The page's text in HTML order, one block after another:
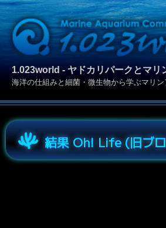
1.023world - ヤドカリパークとマリ
海洋の仕組みと細菌・微生物から学ぶマリン
結果 Oh! Life (旧ブ